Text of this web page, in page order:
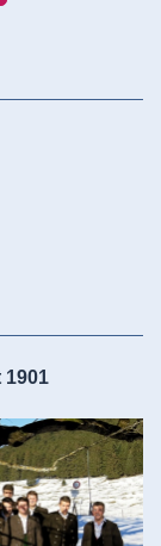
1901